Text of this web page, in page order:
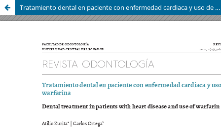
Tratamiento dental en paciente con enfermedad cardiaca y uso de warfarina